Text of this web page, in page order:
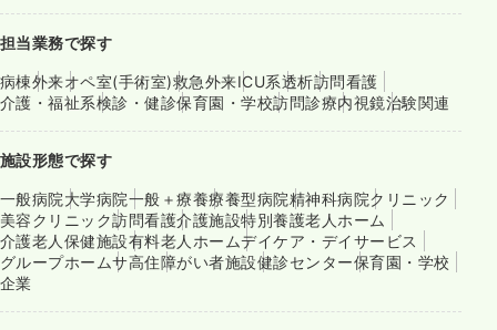
担当業務で探す
病棟外来オペ室(手術室)救急外来ICU系透析訪問看護
介護・福祉系検診・健診保育園・学校訪問診療内視鏡治験関連
施設形態で探す
一般病院大学病院一般＋療養療養型病院精神科病院クリニック
美容クリニック訪問看護介護施設特別養護老人ホーム
介護老人保健施設有料老人ホームデイケア・デイサービス
グループホームサ高住障がい者施設健診センター保育園・学校
企業